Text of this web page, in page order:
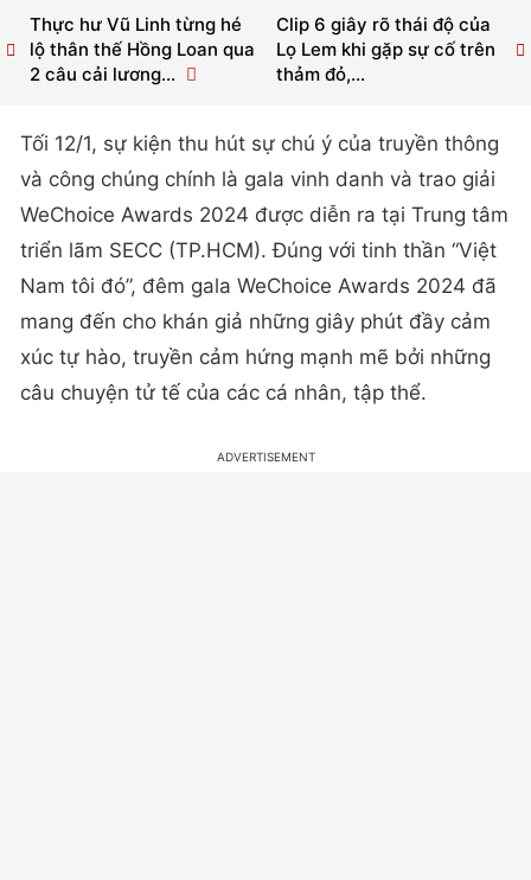
Clip 6 giây rõ thái độ của
Lọ Lem khi gặp sự cố trên
thảm đỏ,...
Thực hư Vũ Linh từng hé
lộ thân thế Hồng Loan qua
2 câu cải lương...
Tối 12/1, sự kiện thu hút sự chú ý của truyền thông
và công chúng chính là gala vinh danh và trao giải
WeChoice Awards 2024 được diễn ra tại Trung tâm
triển lãm SECC (TP.HCM). Đúng với tinh thần “Việt
Nam tôi đó”, đêm gala WeChoice Awards 2024 đã
mang đến cho khán giả những giây phút đầy cảm
xúc tự hào, truyền cảm hứng mạnh mẽ bởi những
câu chuyện tử tế của các cá nhân, tập thể.